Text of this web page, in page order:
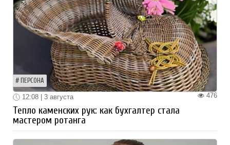
ПЕРСОНА
476
12:08 | 3 августа
Тепло каменских рук: как бухгалтер стала
мастером ротанга